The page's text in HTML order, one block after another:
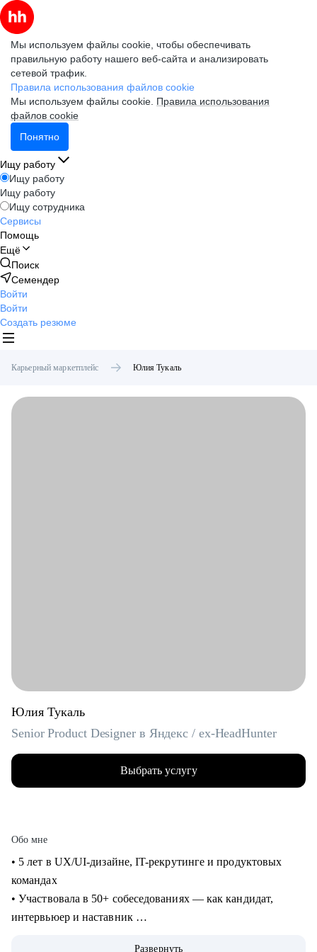
Мы используем файлы cookie, чтобы обеспечивать
правильную работу нашего веб-сайта и анализировать
сетевой трафик.
Правила использования файлов cookie
Мы используем файлы cookie. Правила использования
файлов cookie
Понятно
Ищу работу
Ищу работу
Ищу работу
Ищу сотрудника
Сервисы
Помощь
Ещё
Поиск
Семендер
Войти
Войти
Создать резюме
Карьерный маркетплейс Юлия Тукаль
Юлия Тукаль
Senior Product Designer в Яндекс / ex-HeadHunter
Выбрать услугу
Обо мне
• 5 лет в UX/UI-дизайне, IT-рекрутинге и продуктовых
командах
• Участвовала в 50+ собеседованиях — как кандидат,
интервьюер и наставник
Развернуть